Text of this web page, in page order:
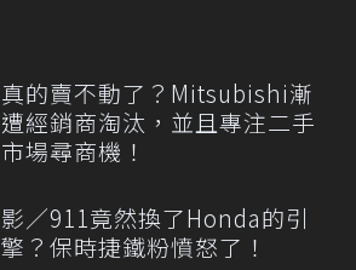
真的賣不動了？Mitsubishi漸
遭經銷商淘汰，並且專注二手
市場尋商機！
影／911竟然換了Honda的引
擎？保時捷鐵粉憤怒了！